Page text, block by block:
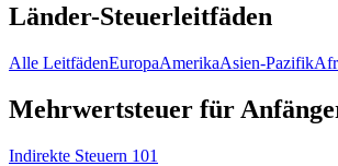
Länder-Steuerleitfäden
Alle LeitfädenEuropaAmerikaAsien-Pazifik
Mehrwertsteuer für
Indirekte Steuern 101